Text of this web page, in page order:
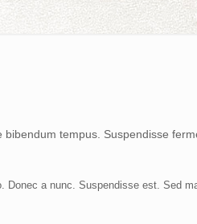
tempus. Suspendisse
a nunc. Suspendisse est. Sed